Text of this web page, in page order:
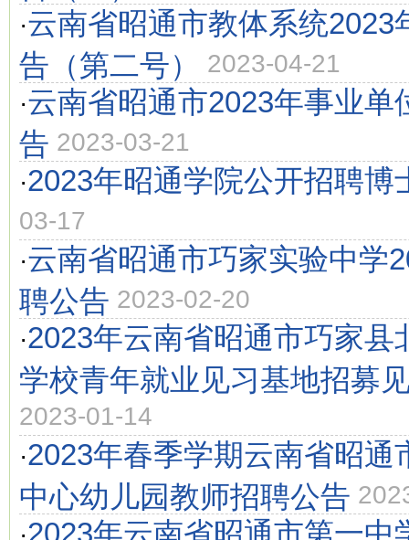
·云南省昭通市教体系统2023
告（第二号）
2023-04-21
·云南省昭通市2023年事业单
告 2023-03-21
·2023年昭通学院公开招聘博
03-17
·云南省昭通市巧家实验中学
聘公告 2023-02-20
·2023年云南省昭通市巧家县
学校青年就业见习基地招募
2023-01-14
·2023年春季学期云南省昭通
中心幼儿园教师招聘公告
2023年云南省昭通市第一中